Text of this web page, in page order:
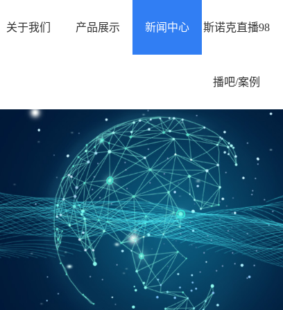
关于我们 产品展示 新闻中心 斯诺克直播98
播吧/案例